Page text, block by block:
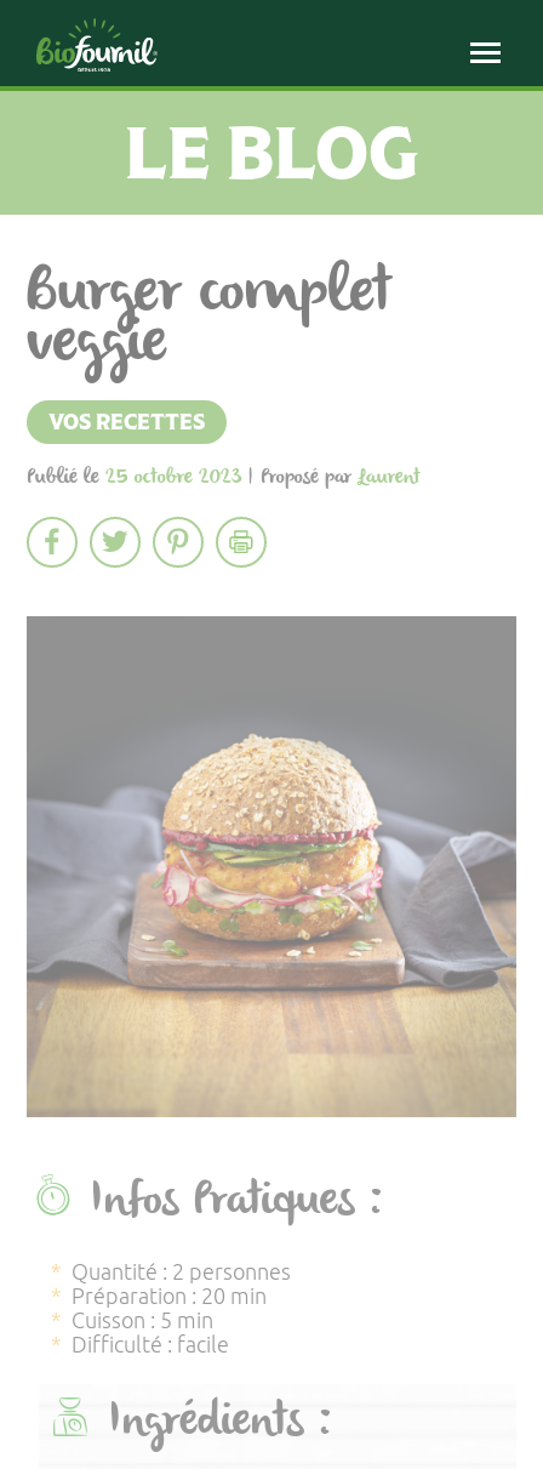
LE BLOG
Burger complet
veggie
VOS RECETTES
Publié le25 octobre 2023| Proposé parLaurent
Infos Pratiques :
Quantité : 2 personnes
Préparation : 20 min
Cuisson : 5 min
Difficulté : facile
Ingrédients :
Panneau de gestion des cookies